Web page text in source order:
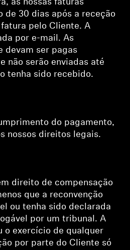
as nossas faturas
de 30 dias após a receção
pelo Cliente. A
por e-mail. As
devam ser pagas
não serão enviadas até
tenha sido recebido.
do pagamento,
nossos direitos legais.
direito de compensação
que a reconvenção
ou tenha sido declarada
por um tribunal. A
o exercício de qualquer
por parte do Cliente só